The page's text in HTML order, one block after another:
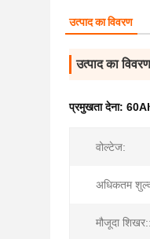
उत्पाद का विवरण
उत्पाद का विवरण
प्रमुखता देना:
वोल्टेज:
अधिकतम
मौजूदा शिखर::